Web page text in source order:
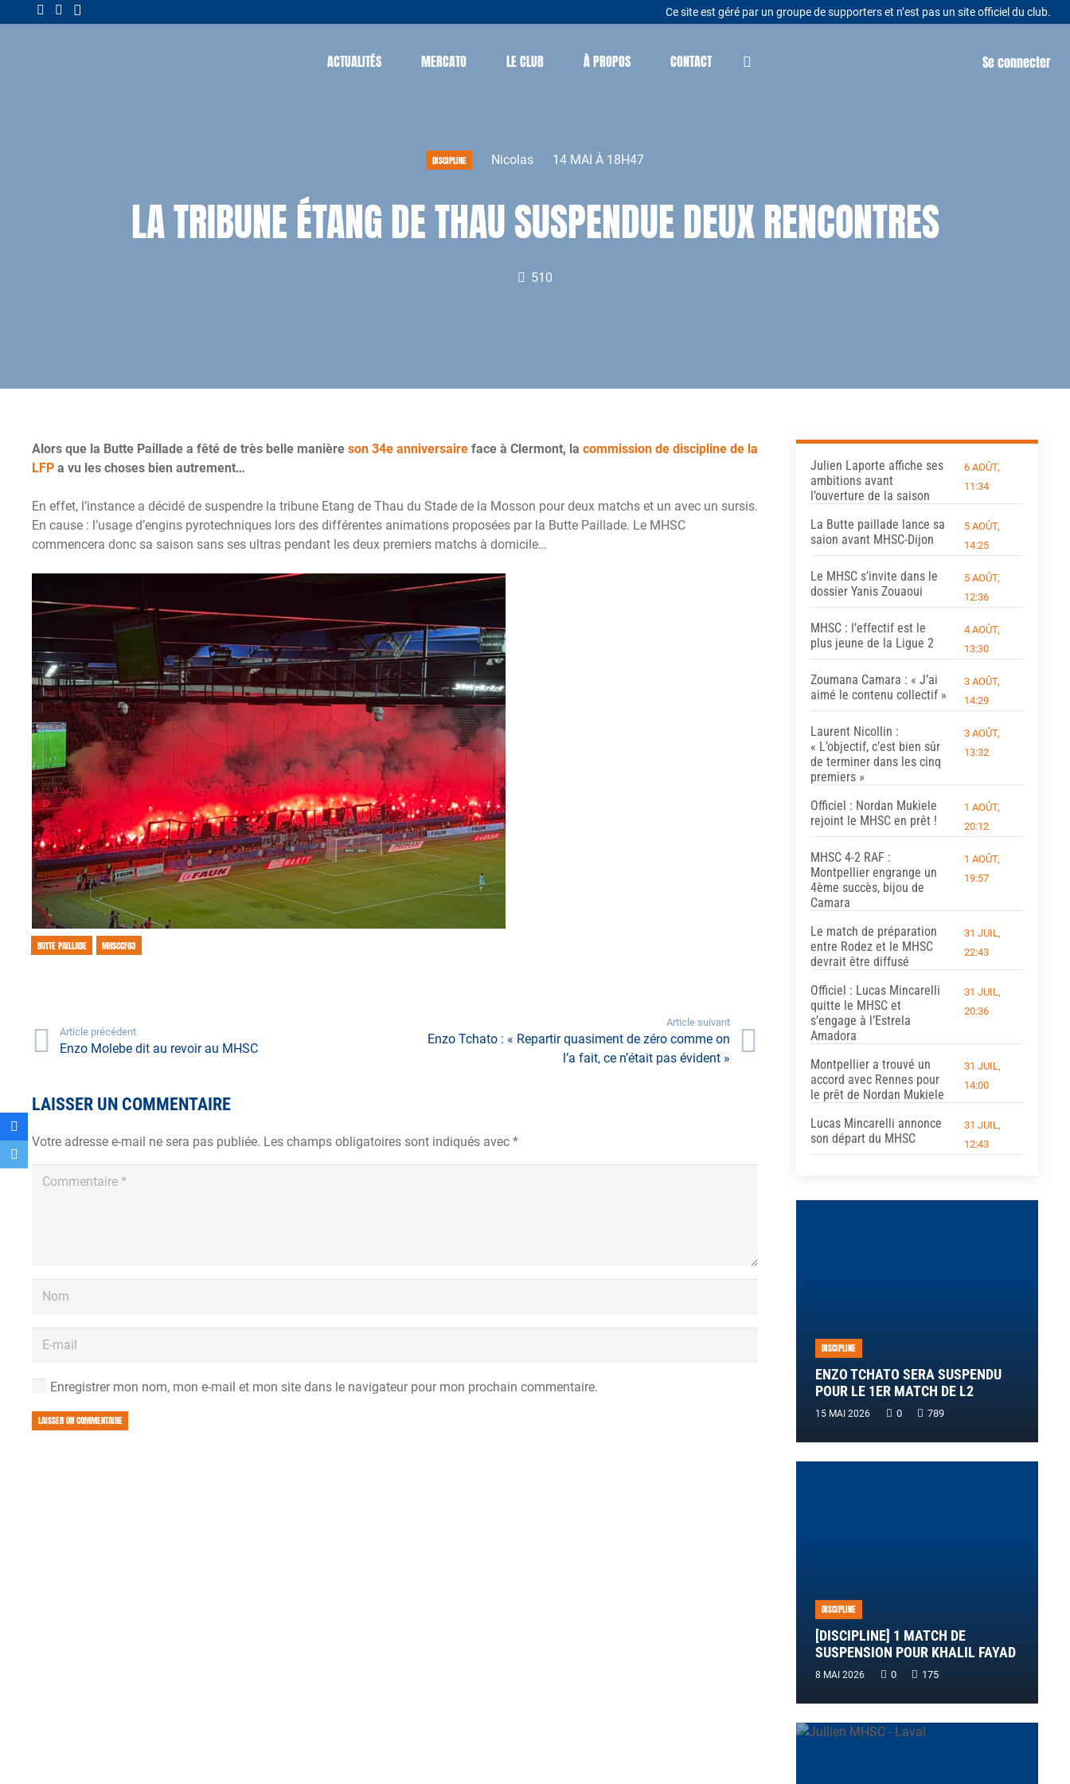
Ce site est géré par un groupe de supporters et n’est pas un site officiel du club.
ACTUALITÉS MERCATO LE CLUB À PROPOS CONTACT Se connecter
DISCIPLINE Nicolas 14 MAI À 18H47
LA TRIBUNE ÉTANG DE THAU SUSPENDUE DEUX RENCONTRES
510
Alors que la Butte Paillade a fêté de très belle manière son 34e anniversaire face à Clermont, la commission de discipline de la
LFP a vu les choses bien autrement…
En effet, l’instance a décidé de suspendre la tribune Etang de Thau du Stade de la Mosson pour deux matchs et un avec un sursis.
En cause : l’usage d’engins pyrotechniques lors des différentes animations proposées par la Butte Paillade. Le MHSC
commencera donc sa saison sans ses ultras pendant les deux premiers matchs à domicile…
BUTTE PAILLADE MHSCCF63
Article précédent
Enzo Molebe dit au revoir au MHSC
Article suivant
Enzo Tchato : « Repartir quasiment de zéro comme on
l’a fait, ce n’était pas évident »
LAISSER UN COMMENTAIRE
Votre adresse e-mail ne sera pas publiée. Les champs obligatoires sont indiqués avec *
Enregistrer mon nom, mon e-mail et mon site dans le navigateur pour mon prochain commentaire.
LAISSER UN COMMENTAIRE
Julien Laporte affiche ses
ambitions avant
l’ouverture de la saison
6 AOÛT,
11:34
La Butte paillade lance sa
saion avant MHSC-Dijon
5 AOÛT,
14:25
Le MHSC s’invite dans le
dossier Yanis Zouaoui
5 AOÛT,
12:36
MHSC : l’effectif est le
plus jeune de la Ligue 2
4 AOÛT,
13:30
Zoumana Camara : « J’ai
aimé le contenu collectif »
3 AOÛT,
14:29
Laurent Nicollin :
« L’objectif, c’est bien sûr
de terminer dans les cinq
premiers »
3 AOÛT,
13:32
Officiel : Nordan Mukiele
rejoint le MHSC en prêt !
1 AOÛT,
20:12
MHSC 4-2 RAF :
Montpellier engrange un
4ème succès, bijou de
Camara
1 AOÛT,
19:57
Le match de préparation
entre Rodez et le MHSC
devrait être diffusé
31 JUIL,
22:43
Officiel : Lucas Mincarelli
quitte le MHSC et
s’engage à l’Estrela
Amadora
31 JUIL,
20:36
Montpellier a trouvé un
accord avec Rennes pour
le prêt de Nordan Mukiele
31 JUIL,
14:00
Lucas Mincarelli annonce
son départ du MHSC
31 JUIL,
12:43
DISCIPLINE
ENZO TCHATO SERA SUSPENDU
POUR LE 1ER MATCH DE L2
15 MAI 2026 0 789
DISCIPLINE
[DISCIPLINE] 1 MATCH DE
SUSPENSION POUR KHALIL FAYAD
8 MAI 2026 0 175